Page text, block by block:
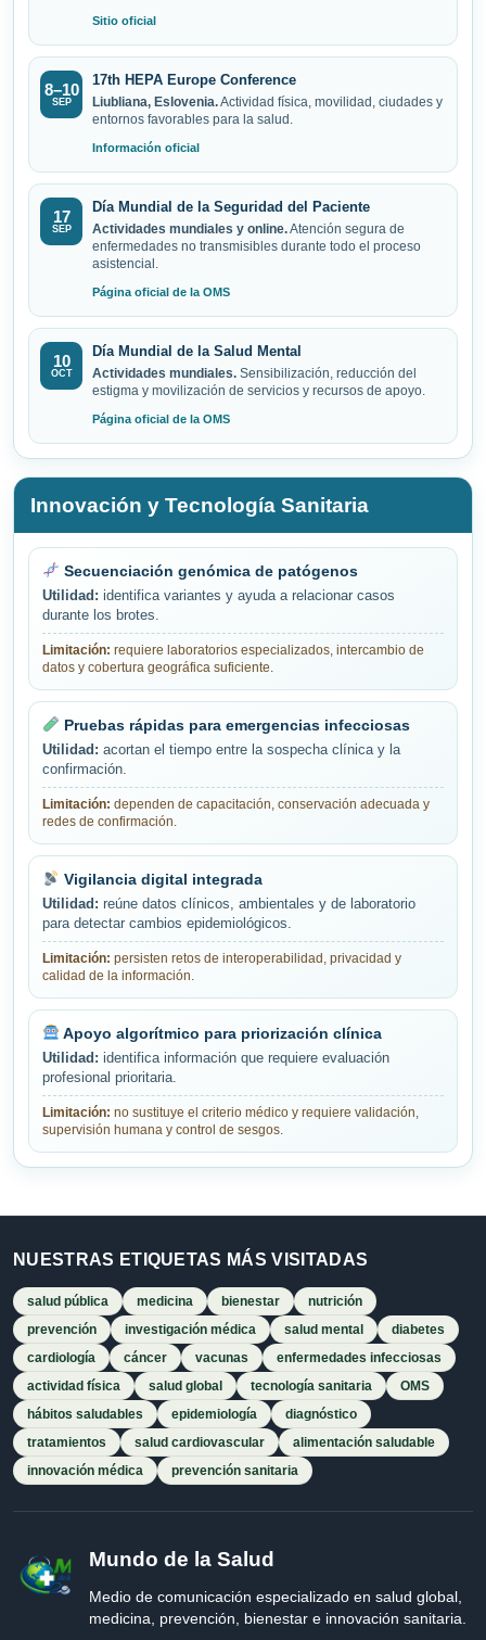
Sitio oficial
8–10
SEP
17th HEPA Europe Conference
Liubliana, Eslovenia.Actividad física, movilidad, ciudades y
entornos favorables para la salud.
Información oficial
17
SEP
Día Mundial de la Seguridad del Paciente
Actividades mundiales y online.Atención segura de
enfermedades no transmisibles durante todo el proceso
asistencial.
Página oficial de la OMS
10
OCT
Día Mundial de la Salud Mental
Actividades mundiales. Sensibilización, reducción del
estigma y movilización de servicios y recursos de apoyo.
Página oficial de la OMS
Innovación y Tecnología Sanitaria
Secuenciación genómica de patógenos
Utilidad: identifica variantes y ayuda a relacionar casos
durante los brotes.
Limitación: requiere laboratorios especializados, intercambio de
datos y cobertura geográfica suficiente.
Pruebas rápidas para emergencias infecciosas
Utilidad: acortan el tiempo entre la sospecha clínica y la
confirmación.
Limitación: dependen de capacitación, conservación adecuada y
redes de confirmación.
Vigilancia digital integrada
Utilidad: reúne datos clínicos, ambientales y de laboratorio
para detectar cambios epidemiológicos.
Limitación: persisten retos de interoperabilidad, privacidad y
calidad de la información.
Apoyo algorítmico para priorización clínica
Utilidad: identifica información que requiere evaluación
profesional prioritaria.
Limitación: no sustituye el criterio médico y requiere validación,
supervisión humana y control de sesgos.
NUESTRAS ETIQUETAS MÁS VISITADAS
salud pública medicina bienestar
nutrición
prevención
investigación médica salud mental
diabetes
cardiología
cáncer vacunas
enfermedades infecciosas
actividad física
salud global tecnología sanitaria
OMS
hábitos saludables
epidemiología
diagnóstico
tratamientos
salud cardiovascular
alimentación saludable
innovación médica
prevención sanitaria
Mundo de la Salud
Medio de comunicación especializado en salud global,
medicina, prevención, bienestar e innovación sanitaria.